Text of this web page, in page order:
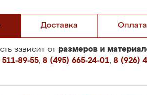
Доставка Оплата
зависит от размеров и
89-55, 8 (495) 665-24-01, 8 (926)